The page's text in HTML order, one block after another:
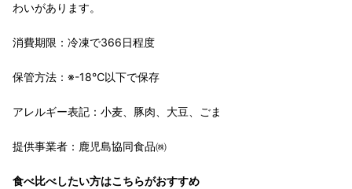
わいがあります。
消費期限：冷凍で366日程度
保管方法：※-18℃以下で保存
アレルギー表記：小麦、豚肉、大豆、ごま
提供事業者：鹿児島協同食品㈱
食べ比べしたい方はこちらがおすすめ